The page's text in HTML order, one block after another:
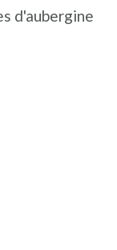
d'aubergine